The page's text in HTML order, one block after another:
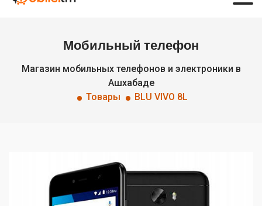
Мобильный телефон
Магазин мобильных телефонов и электроники в
Ашхабаде
Товары
BLU VIVO 8L